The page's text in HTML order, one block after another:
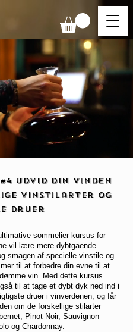
Udvid din vinden
vinstilarter og
druer
sommelier kursus for
vil lære mere dybtgående
smagen af ​​specielle vinstile og
til at forbedre din evne til at
vin. Med dette kursus
til at tage et dybt dyk ned ind i
druer i vinverdenen, og får
om de forskellige stilarter
Pinot Noir, Sauvignon
og Chardonnay.